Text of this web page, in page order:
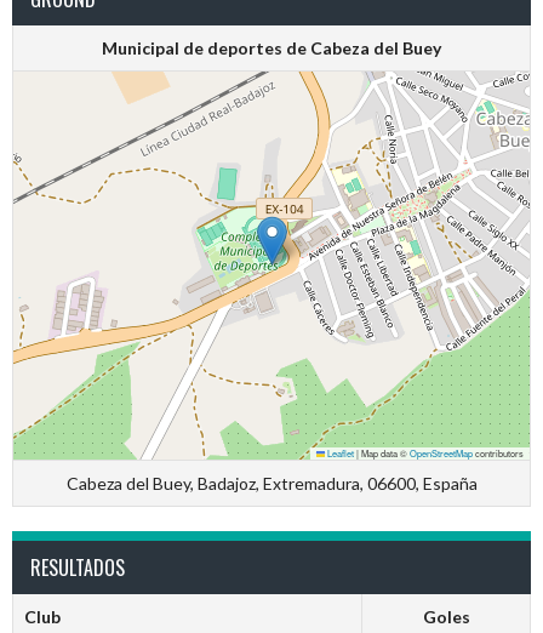
Municipal de deportes de Cabeza del Buey
Leaflet|Map data ©OpenStreetMapcontributors
Cabeza del Buey, Badajoz, Extremadura, 06600, España
RESULTADOS
Club Goles